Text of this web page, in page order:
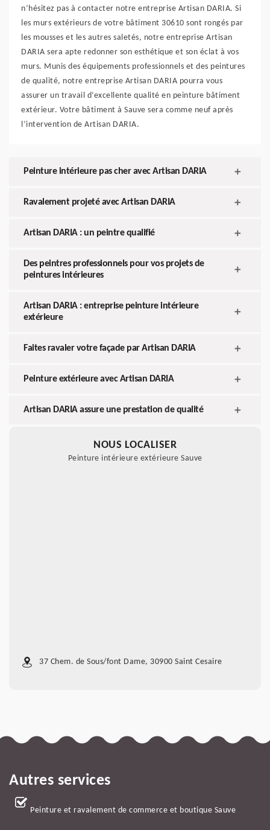
n’hésitez pas à contacter notre entreprise Artisan DARIA. Si
les murs extérieurs de votre bâtiment 30610 sont rongés par
les mousses et les autres saletés, notre entreprise Artisan
DARIA sera apte redonner son esthétique et son éclat à vos
murs. Munis des équipements professionnels et des peintures
de qualité, notre entreprise Artisan DARIA pourra vous
assurer un travail d’excellente qualité en peinture bâtiment
extérieur. Votre bâtiment à Sauve sera comme neuf après
l’intervention de Artisan DARIA.
Peinture intérieure pas cher avec Artisan DARIA
Ravalement projeté avec Artisan DARIA
Artisan DARIA : un peintre qualifié
Des peintres professionnels pour vos projets de
peintures intérieures
Artisan DARIA : entreprise peinture intérieure
extérieure
Faites ravaler votre façade par Artisan DARIA
Peinture extérieure avec Artisan DARIA
Artisan DARIA assure une prestation de qualité
NOUS LOCALISER
Peinture intérieure extérieure Sauve
37 Chem. de Sous/font Dame, 30900 Saint Cesaire
Autres services
Peinture et ravalement de commerce et boutique Sauve